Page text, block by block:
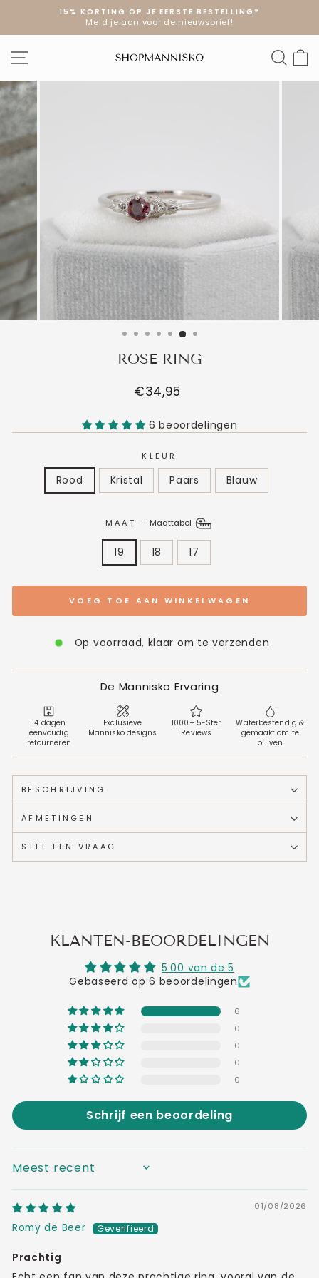
artikel
Diavoorstelling
15% KORTING OP JE EERSTE BESTELLING?
Meld je aan voor de nieuwsbrief!
SITE NAVIGATIE
ROSE RING
Normale
€34,95
6 beoordelingen
KLEUR
Rood Kristal Paars Blauw
MAAT— Maattabel
19 18 17
VOEG TOE AAN WINKELWAGEN
Op voorraad, klaar om te verzenden
De Mannisko Ervaring
14 dagen
eenvoudig
retourneren
Exclusieve
Mannisko designs
1000+ 5-Ster
Reviews
Waterbestendig &
gemaakt om te
blijven
BESCHRIJVING
AFMETINGEN
STEL EEN VRAAG
KLANTEN-BEOORDELINGEN
5.00 van de 5
Gebaseerd op 6 beoordelingen
6
0
0
0
0
Schrijf een beoordeling
SORT BY
01/08/2026
Romy de Beer
Prachtig